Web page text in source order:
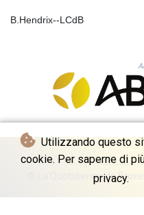
Utilizzando questo
cookie. Per saperne di
privacy.
B.Hendrix--LCdB
© La Quotidienne de